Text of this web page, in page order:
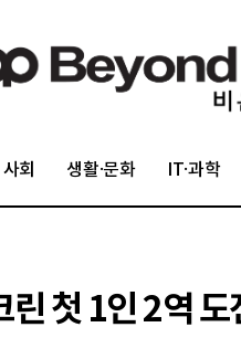
사회 생활·문화 IT·과학
린 첫 1인 2역